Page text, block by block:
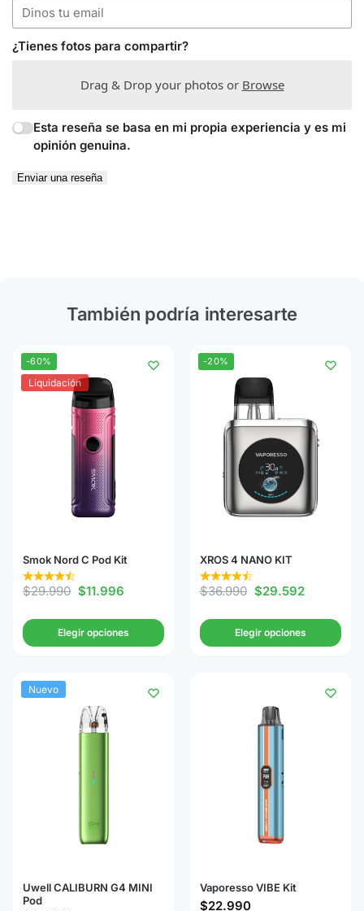
¿Tienes fotos para compartir?
Drag & Drop your photos or Browse
Esta reseña se basa en mi propia experiencia y es mi
opinión genuina.
Enviar una reseña
También podría interesarte
-60%
Liquidación
Smok Nord C Pod Kit
$29.990 $11.996
Elegir opciones
-20%
XROS 4 NANO KIT
$36.990 $29.592
Elegir opciones
Nuevo
Uwell CALIBURN G4 MINI
Pod
Vaporesso VIBE Kit
$22.990